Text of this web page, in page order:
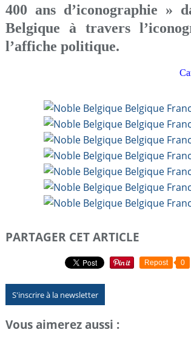
400 ans d’iconographie »
Belgique à travers
l’affiche politique.
PARTAGER CET ARTICLE
Repost 0
S'inscrire à la newsletter
Vous aimerez aussi :